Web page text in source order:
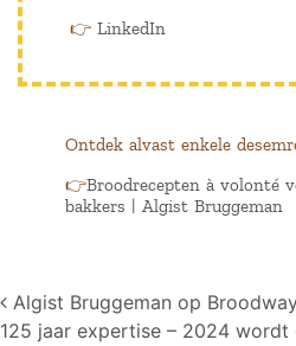
👉 LinkedIn
Ontdek alvast enkele
👉Broodrecepten à volonté
bakkers | Algist Bruggeman
Post navigation
Algist Bruggeman op
125 jaar expertise – 2024 wordt